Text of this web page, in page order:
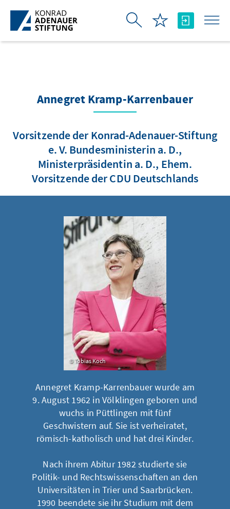
Saut au contenu principal
Annegret Kramp-Karrenbauer
Vorsitzende der Konrad-Adenauer-Stiftung
e. V. Bundesministerin a. D.,
Ministerpräsidentin a. D., Ehem.
Vorsitzende der CDU Deutschlands
Tobias Koch
Annegret Kramp-Karrenbauer wurde am
9. August 1962 in Völklingen geboren und
wuchs in Püttlingen mit fünf
Geschwistern auf. Sie ist verheiratet,
römisch-katholisch und hat drei Kinder.
Nach ihrem Abitur 1982 studierte sie
Politik- und Rechtswissenschaften an den
Universitäten in Trier und Saarbrücken.
1990 beendete sie ihr Studium mit dem